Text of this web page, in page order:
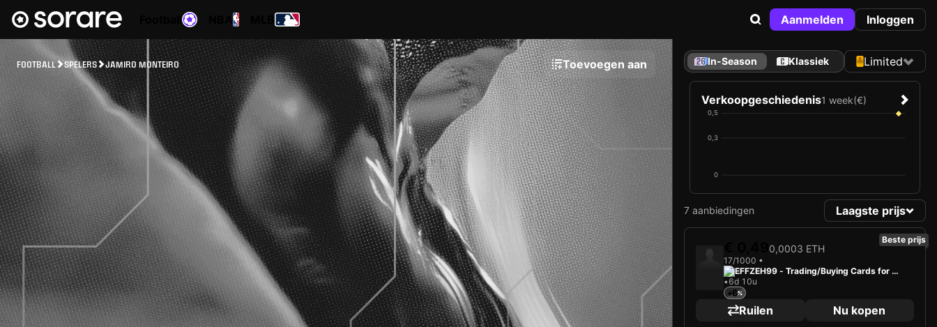
Aanmelden Inloggen
FOOTBALL SPELERS JAMIRO MONTEIRO Toevoegen aan In-Season Klassiek Limited
Verkoopgeschiedenis1 week(€)
0
0,3
0,5
7 aanbiedingen Laagste prijs
Beste prijs
0,0003 ETH
17/1000 •
EFFZEH99 - Trading/Buying Cards for Fu
n
•6d 10u
+6
Ruilen Nu kopen